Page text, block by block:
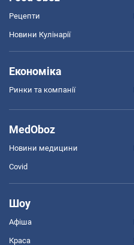
Рецепти
Новини Кулінарії
Економіка
Ринки та компанії
MedOboz
Новини медицини
Covid
Шоу
Афіша
Краса